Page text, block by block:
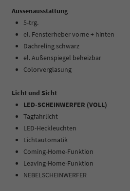
Aussenausstattung
5-trg.
el. Fensterheber vorne + hinten
Dachreling schwarz
el. Außenspiegel beheizbar
Colorverglasung
Licht und Sicht
LED-SCHEINWERFER (VOLL)
Tagfahrlicht
LED-Heckleuchten
Lichtautomatik
Coming-Home-Funktion
Leaving-Home-Funktion
NEBELSCHEINWERFER